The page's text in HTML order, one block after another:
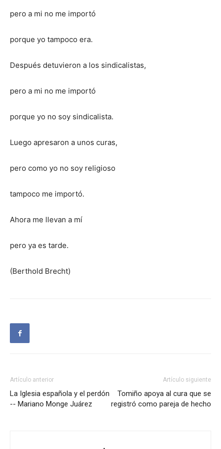
pero a mi no me importó
porque yo tampoco era.
Después detuvieron a los sindicalistas,
pero a mi no me importó
porque yo no soy sindicalista.
Luego apresaron a unos curas,
pero como yo no soy religioso
tampoco me importó.
Ahora me llevan a mí
pero ya es tarde.
(Berthold Brecht)
Artículo anterior
La Iglesia española y el perdón
-- Mariano Monge Juárez
Artículo siguiente
Tomiño apoya al cura que se
registró como pareja de hecho